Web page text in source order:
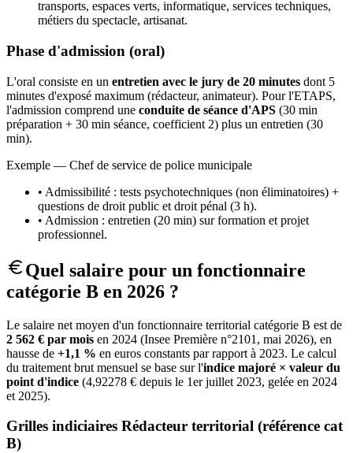
transports, espaces verts, informatique, services techniques,
métiers du spectacle, artisanat.
Phase d'admission (oral)
L'oral consiste en un entretien avec le jury de 20 minutes dont 5
minutes d'exposé maximum (rédacteur, animateur). Pour l'ETAPS,
l'admission comprend une conduite de séance d'APS (30 min
préparation + 30 min séance, coefficient 2) plus un entretien (30
min).
Exemple — Chef de service de police municipale
• Admissibilité : tests psychotechniques (non éliminatoires) +
questions de droit public et droit pénal (3 h).
• Admission : entretien (20 min) sur formation et projet
professionnel.
Quel salaire pour un fonctionnaire
catégorie B en 2026 ?
Le salaire net moyen d'un fonctionnaire territorial catégorie B est de
2 562 € par mois en 2024 (Insee Première n°2101, mai 2026), en
hausse de +1,1 % en euros constants par rapport à 2023. Le calcul
du traitement brut mensuel se base sur l'indice majoré × valeur du
point d'indice (4,92278 € depuis le 1er juillet 2023, gelée en 2024
et 2025).
Grilles indiciaires Rédacteur territorial (référence cat
B)